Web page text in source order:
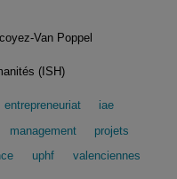
Van Poppel
(ISH)
entrepreneuriat
iae
management
projets
uphf valenciennes